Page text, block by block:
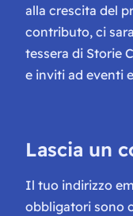
alla crescita del
contributo, ci
tessera di Storie
e inviti ad eventi
Lascia un
Il tuo indirizzo
obbligatori sono